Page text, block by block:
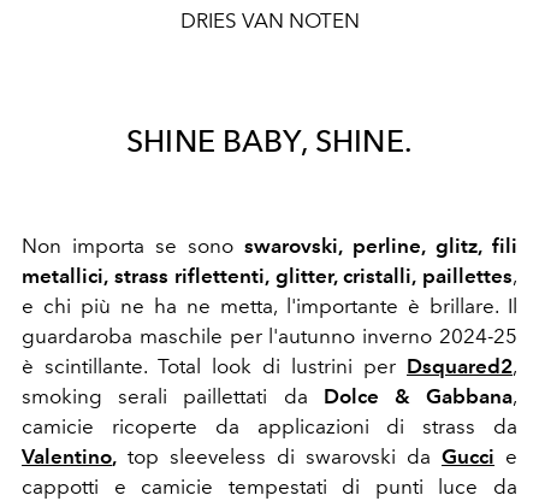
DRIES VAN NOTEN
SHINE BABY, SHINE.
Non importa se sono swarovski, perline, glitz, fili
metallici, strass riflettenti, glitter, cristalli, paillettes,
e chi più ne ha ne metta, l'importante è brillare. Il
guardaroba maschile per l'autunno inverno 2024-25
è scintillante. Total look di lustrini per Dsquared2,
smoking serali paillettati da Dolce & Gabbana,
camicie ricoperte da applicazioni di strass da
Valentino, top sleeveless di swarovski da Gucci e
cappotti e camicie tempestati di punti luce da